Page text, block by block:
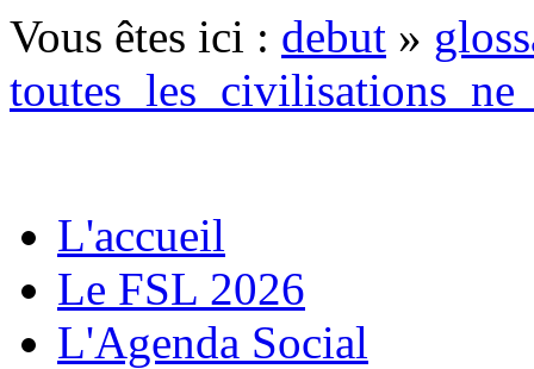
Vous êtes ici : debut »
L'accueil
Le FSL 2026
L'Agenda Social